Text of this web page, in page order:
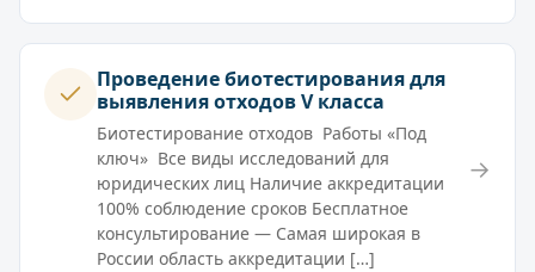
Проведение биотестирования для
выявления отходов V класса
Биотестирование отходов Работы «Под
ключ» Все виды исследований для
юридических лиц Наличие аккредитации
100% соблюдение сроков Бесплатное
консультирование — Самая широкая в
России область аккредитации […]
→